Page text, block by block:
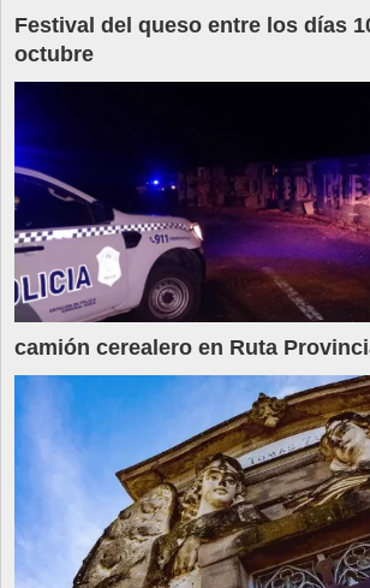
Festival del queso entre los días
octubre
camión cerealero en Ruta